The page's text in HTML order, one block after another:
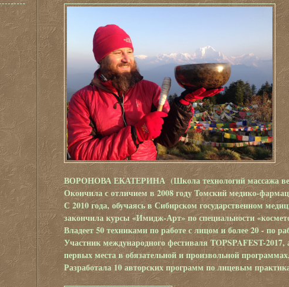
ВОРОНОВА ЕКАТЕРИНА (Школа технологий массажа
Окончила с отличием в 2008 году Томский медико-
С 2010 года, обучаясь в Сибирском государственном
закончила курсы «Имидж-Арт» по специальности
Владеет 50 техниками по работе с лицом и более 20 - по
Участник международного фестиваля TOPSPAFEST-
первых места в обязательной и произвольной
Разработала 10 авторских программ по лицевым